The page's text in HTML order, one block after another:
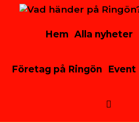
Skip
Hem Alla nyheter
Företag på Ringön Event